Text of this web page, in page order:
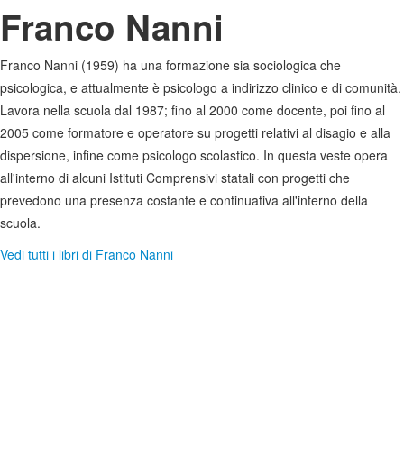
Franco Nanni
Franco Nanni (1959) ha una formazione sia sociologica che
psicologica, e attualmente è psicologo a indirizzo clinico e di comunità.
Lavora nella scuola dal 1987; fino al 2000 come docente, poi fino al
2005 come formatore e operatore su progetti relativi al disagio e alla
dispersione, infine come psicologo scolastico. In questa veste opera
all'interno di alcuni Istituti Comprensivi statali con progetti che
prevedono una presenza costante e continuativa all'interno della
scuola.
Vedi tutti i libri di Franco Nanni